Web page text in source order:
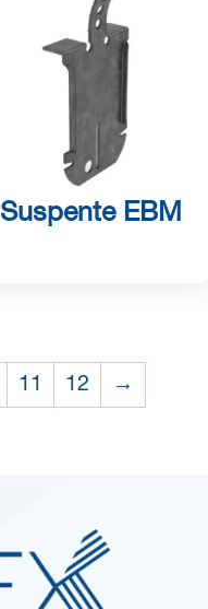
Suspente EBM
11 12 →